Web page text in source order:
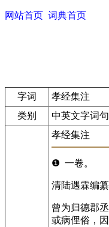
网站首页 词典首页
字词
孝经集注
类别
中英文字词
孝经集注
❶ 一卷。
清陆遇霖编
曾为归德郡
或病俚俗，